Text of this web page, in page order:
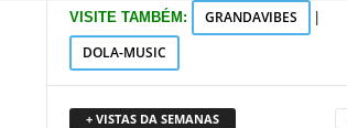
VISITE TAMBÉM: GRANDAVIBES
DOLA-MUSIC
+ VISTAS DA SEMANAS